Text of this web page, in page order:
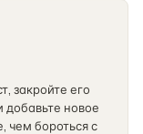
закройте его
добавьте новое
чем бороться с